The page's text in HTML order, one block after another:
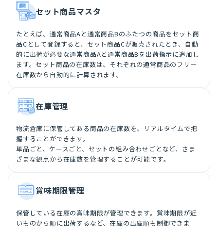
セット商品マスタ
たとえば、通常商品Aと通常商品Bのふたつの商品をセット商
品Cとして登録すると、セット商品Cが販売されたとき、自動
的に出荷が必要な通常商品Aと通常商品Bを出荷指示に追加し
ます。セット商品の在庫数は、それぞれの通常商品のフリー
在庫数から自動的に計算されます。
在庫管理
物流倉庫に保管してある商品の在庫数を、リアルタイムで把
握することができます。
単品ごと、ケースごと、セットの組み合わせごとなど、さま
ざまな観点から在庫数を管理することが可能です。
賞味期限管理
保管している在庫の賞味期限が管理できます。賞味期限が近
いものから順に出荷するなど、在庫の出庫順も制御できま